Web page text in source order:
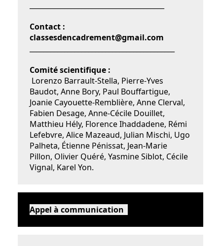
Contact :
classesdencadrement@gmail.com
Comité scientifique :
Lorenzo Barrault-Stella, Pierre-Yves
Baudot, Anne Bory, Paul Bouffartigue,
Joanie Cayouette-Remblière, Anne Clerval,
Fabien Desage, Anne-Cécile Douillet,
Matthieu Hély, Florence Ihaddadene, Rémi
Lefebvre, Alice Mazeaud, Julian Mischi, Ugo
Palheta, Étienne Pénissat, Jean-Marie
Pillon, Olivier Quéré, Yasmine Siblot, Cécile
Vignal, Karel Yon.
Appel à communication